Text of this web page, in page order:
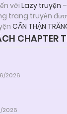
vớiLazy truyện
trang truyện
CẨN THẬN
CHAPTER
2026
2026